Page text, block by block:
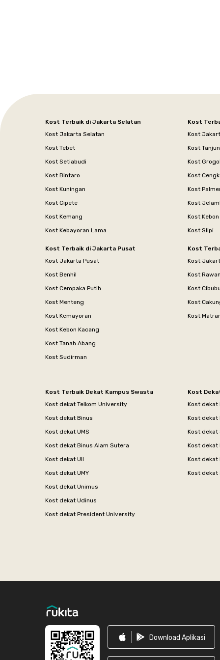
Kost Terbaik di Jakarta Selatan
Kost Jakarta Selatan
Kost Tebet
Kost Setiabudi
Kost Bintaro
Kost Kuningan
Kost Cipete
Kost Kemang
Kost Kebayoran Lama
Kost Terbaik di Jakarta Pusat
Kost Jakarta Pusat
Kost Benhil
Kost Cempaka Putih
Kost Menteng
Kost Kemayoran
Kost Kebon Kacang
Kost Tanah Abang
Kost Sudirman
Kost
Kost
Kost
Kost Grogol
Kost
Kost
Kost
Kost
Kost Slipi
Kost
Kost
Kost
Kost
Kost
Kost
Kost Terbaik Dekat Kampus Swasta
Kost dekat Telkom University
Kost dekat Binus
Kost dekat UMS
Kost dekat Binus Alam Sutera
Kost dekat UII
Kost dekat UMY
Kost dekat Unimus
Kost dekat Udinus
Kost dekat President University
Kost
Kost dekat
Kost dekat
Kost dekat
Kost dekat
Kost dekat
Kost dekat
Download Aplikasi